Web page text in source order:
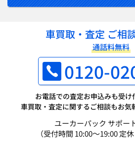
車買取・査定 ご相
通話料無料
0120-
お電話での査定お申込みも受け
車買取・査定に関するご相談もお気
ユーカーパック サポー
（受付時間 10:00～19:00 定